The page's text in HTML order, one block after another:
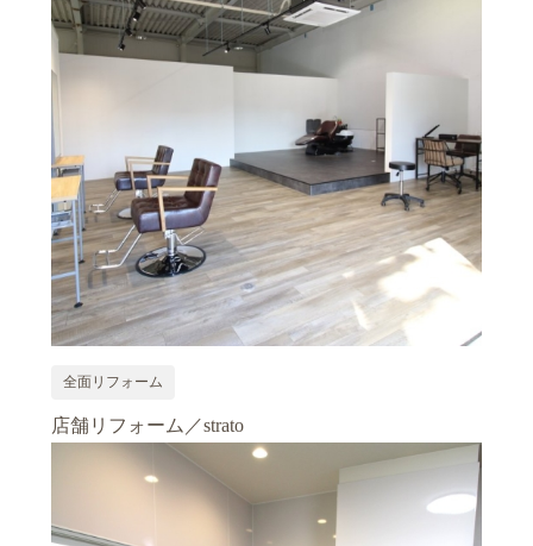
全面リフォーム
店舗リフォーム／strato